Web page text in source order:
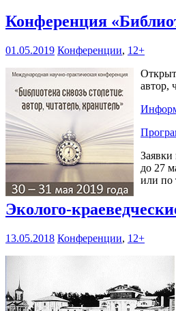
Конференция
01.05.2019 Конференции, 12+
автор,
Заявки
до 27
или по
Эколого-
13.05.2018 Конференции, 12+